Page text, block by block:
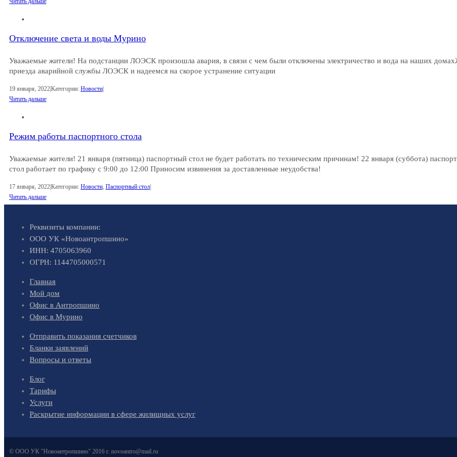
Отключение света и воды Мурино
Уважаемые жители! На подстанции ЛОЭСК произошла авария, в связи с чем были отключены электричество и вода на наших
приезда аварийной службы ЛОЭСК и надеемся на скорое устранение ситуации
19 января, 2022Категории: Новости
Читать дальше
Режим работы паспортного стола
Уважаемые жители! 21 января (пятница) паспортный стол не будет работать по техническим причинам! 22 января (суббота)
стол работает по графику с 9:00 до 12:00 Приносим извинения за доставленные неудобства!
17 января, 2022Категории: Новости, Паспортный стол
Читать дальше
Реквизиты компании:
ООО УК «Новоантропшино»
ИНН: 4705063960
ОГРН: 1144705000571
Главная
Мой дом
Офис в Антропшино
Офис в Мурино
Отправить показания счетчиков
Бланки заявлений
Вопросы и ответы
Блог
Тарифы
Услуги
Раскрытие информации в сфере жилищных услуг
© ООО УК "Новоантропшино" 2016 г. novoantro@mail.ru